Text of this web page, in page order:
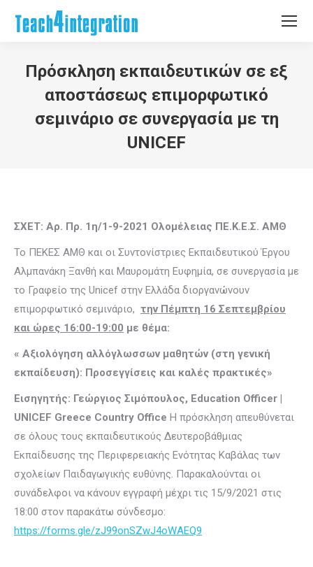
Πρόσκληση εκπαιδευτικών σε εξ
αποστάσεως επιμορφωτικό
σεμινάριο σε συνεργασία με τη
UNICEF
ΣΧΕΤ: Αρ. Πρ. 1η/1-9-2021 Ολομέλειας ΠΕ.Κ.Ε.Σ. ΑΜΘ
To ΠΕΚΕΣ ΑΜΘ και οι Συντονίστριες Εκπαιδευτικού Έργου
Αλμπανάκη Ξανθή και Μαυρομάτη Ευφημία, σε συνεργασία με
το Γραφείο της Unicef στην Ελλάδα διοργανώνουν
επιμορφωτικό σεμινάριο, την Πέμπτη 16 Σεπτεμβρίου
και ώρες 16:00-19:00 με θέμα:
« Αξιολόγηση αλλόγλωσσων μαθητών (στη γενική
εκπαίδευση): Προσεγγίσεις και καλές πρακτικές»
Εισηγητής: Γεώργιος Σιμόπουλος, Education Officer |
UNICEF Greece Country Office Η πρόσκληση απευθύνεται
σε όλους τους εκπαιδευτικούς Δευτεροβάθμιας
Εκπαίδευσης της Περιφερειακής Ενότητας Καβάλας των
σχολείων Παιδαγωγικής ευθύνης. Παρακαλούνται οι
συνάδελφοι να κάνουν εγγραφή μέχρι τις 15/9/2021 στις
18:00 στον παρακάτω σύνδεσμο:
https://forms.gle/zJ99onSZwJ4oWAEQ9